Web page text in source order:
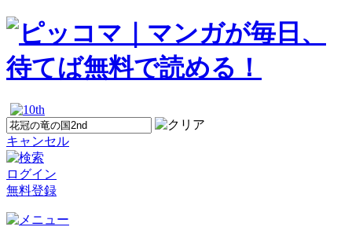
キャンセル
ログイン
無料登録